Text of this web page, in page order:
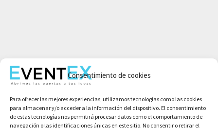
Consentimiento de cookies
Para ofrecer las mejores experiencias, utilizamos tecnologías como las cookies
para almacenar y/o acceder a la información del dispositivo. El consentimiento
de estas tecnologías nos permitirá procesar datos como el comportamiento de
navegación o las identificaciones únicas en este sitio. No consentir o retirar el
Aviso legal
Condiciones de compra
Política de cookies